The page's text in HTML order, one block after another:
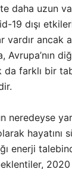
daha uzun
19 dışı
vardır ancak
Avrupa’nın
da farklı bir
neredeyse
hayatını
enerji